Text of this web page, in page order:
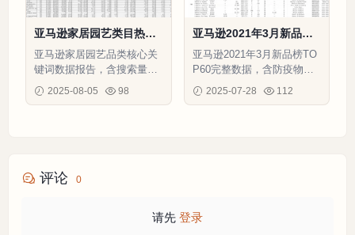
亚马逊家居园艺类目热门
关键词数据报告-20001行-
1个子表
亚马逊家居园艺品类核心关
键词数据报告，含搜索量、
点击率、转化率等关键指
标，助力精准选品
2025-08-05 98
亚马逊2021年3月新品榜T
op 60 ASIN数据报告-62
行-1个子表
亚马逊2021年3月新品榜TO
P60完整数据，含防疫物
资、居家用品、TikTok爆款
等15个类目关键运营指标
2025-07-28 112
评论 0
请先 登录